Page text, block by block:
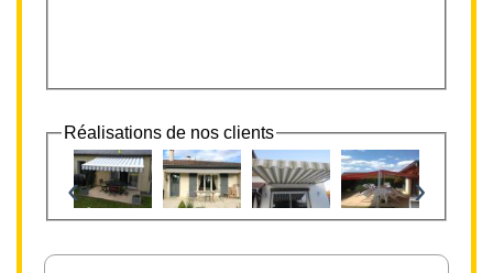
Réalisations de nos clients
‹ ›